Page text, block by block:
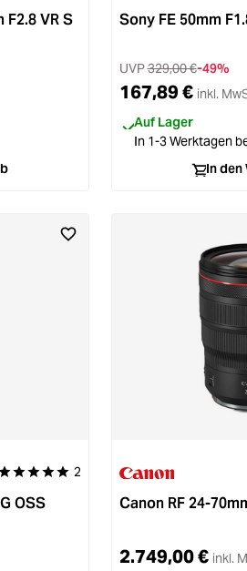
F2.8 VR S Sony FE 50mm
UVP329,00 €-49%
167,89 € inkl.
Auf Lager
In 1-3 Werktagen
In den
Bewertung von 5 von 5
2
OSS Canon RF 24-
2.749,00 € inkl.